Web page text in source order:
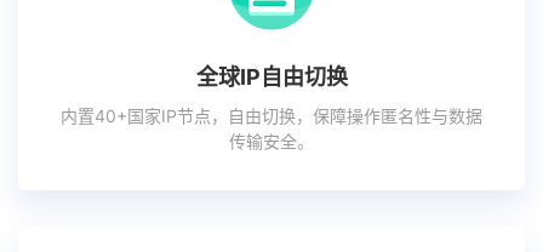
全球IP自由切换
内置40+国家IP节点，自由切换，保障操作匿名性与数据
传输安全。